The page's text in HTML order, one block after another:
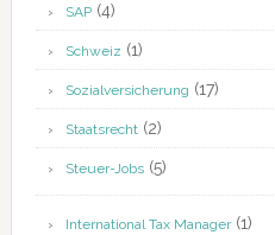
SAP(4)
Schweiz (1)
Sozialversicherung (17)
Staatsrecht(2)
Steuer-Jobs(5)
International Tax Manager(1)